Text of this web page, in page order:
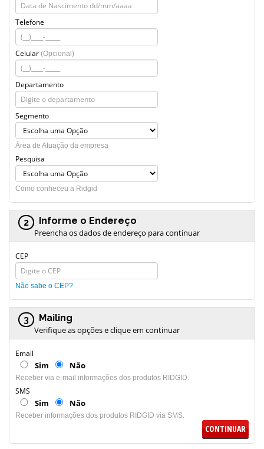
Telefone
Celular (Opcional)
Departamento
Segmento
Área de Atuação da empresa
Pesquisa
Como conheceu a Ridgid
2 Informe o Endereço
Preencha os dados de endereço para continuar
CEP
Não sabe o CEP?
3 Mailing
Verifique as opções e clique em continuar
Email
Sim Não
Receber via e-mail informações dos produtos RIDGID.
SMS
Sim Não
Receber informações dos produtos RIDGID via SMS.
CONTINUAR